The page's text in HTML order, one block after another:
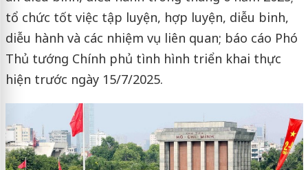
tổ chức tốt việc tập luyện, hợp luyện, diễu binh,
diễu hành và các nhiệm vụ liên quan; báo cáo Phó
Thủ tướng Chính phủ tình hình triển khai thực
hiện trước ngày 15/7/2025.